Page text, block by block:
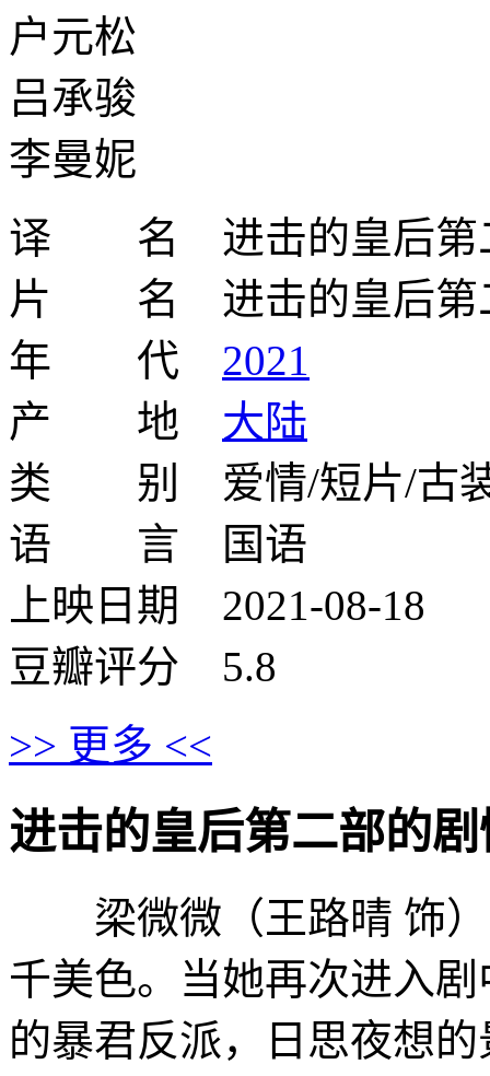
户元松
吕承骏
李曼妮
译 名 进击的皇后第
片 名 进击的皇后第
年 代 2021
产 地 大陆
类 别 爱情/短片/古
语 言 国语
上映日期 2021-08-18
豆瓣评分 5.8
>> 更多 <<
进击的皇后第二部的剧
梁微微（王路晴 饰）
千美色。当她再次进入
的暴君反派，日思夜想